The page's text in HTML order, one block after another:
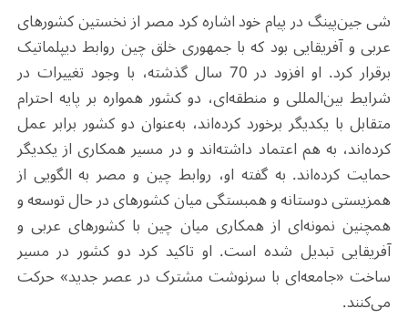
شی جین‌پینگ در پیام خود اشاره کرد مصر از نخستین کشورهای
عربی و آفریقایی بود که با جمهوری خلق چین روابط دیپلماتیک
برقرار کرد. او افزود در 70 سال گذشته، با وجود تغییرات در
شرایط بین‌المللی و منطقه‌ای، دو کشور همواره بر پایه احترام
متقابل با یکدیگر برخورد کرده‌اند، به‌عنوان دو کشور برابر عمل
کرده‌اند، به هم اعتماد داشته‌اند و در مسیر همکاری از یکدیگر
حمایت کرده‌اند. به گفته او، روابط چین و مصر به الگویی از
همزیستی دوستانه و همبستگی میان کشورهای در حال توسعه و
همچنین نمونه‌ای از همکاری میان چین با کشورهای عربی و
آفریقایی تبدیل شده است. او تاکید کرد دو کشور در مسیر
ساخت «جامعه‌ای با سرنوشت مشترک در عصر جدید» حرکت
می‌کنند.